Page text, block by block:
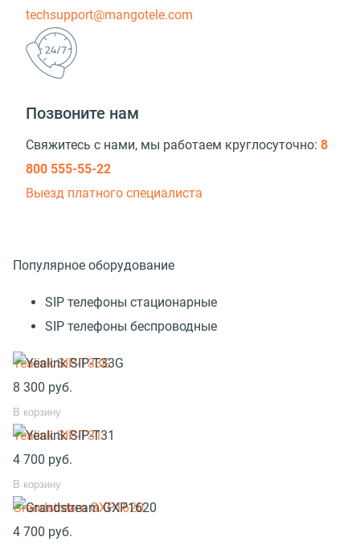
techsupport@mangotele.com
Позвоните нам
Свяжитесь с нами, мы работаем круглосуточно: 8
800 555-55-22
Выезд платного специалиста
Популярное оборудование
SIP телефоны стационарные
SIP телефоны беспроводные
Yealink SIP-T33G
8 300 руб.
В корзину
Yealink SIP-T31
4 700 руб.
В корзину
Grandstream GXP1620
4 700 руб.